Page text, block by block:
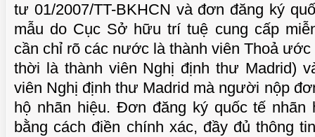
tư 01/2007/TT-BKHCN và đơn đăng ký
mẫu do Cục Sở hữu trí tuệ cung cấp
cần chỉ rõ các nước là thành viên Thoả ước
thời là thành viên Nghị định thư Madrid)
viên Nghị định thư Madrid mà người nộp
hộ nhãn hiệu. Đơn đăng ký quốc tế nhãn
bằng cách điền chính xác, đầy đủ thông